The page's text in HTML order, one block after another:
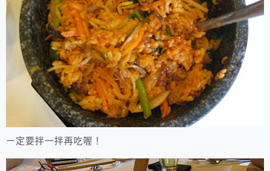
ㄧ定要拌一拌再吃喔！